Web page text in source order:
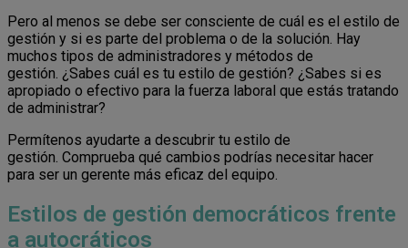
Pero al menos se debe ser consciente de cuál es el estilo de
gestión y si es parte del problema o de la solución. Hay
muchos tipos de administradores y métodos de
gestión. ¿Sabes cuál es tu estilo de gestión? ¿Sabes si es
apropiado o efectivo para la fuerza laboral que estás tratando
de administrar?
Permítenos ayudarte a descubrir tu estilo de
gestión. Comprueba qué cambios podrías necesitar hacer
para ser un gerente más eficaz del equipo.
Estilos de gestión democráticos frente
a autocráticos